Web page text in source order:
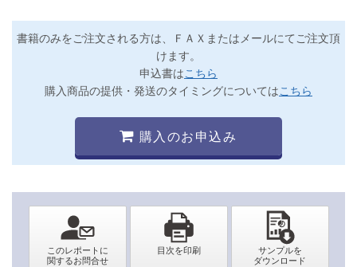
書籍のみをご注文される方は、ＦＡＸまたはメールにてご注文頂
けます。
申込書はこちら
購入商品の提供・発送のタイミングについてはこちら
購入のお申込み